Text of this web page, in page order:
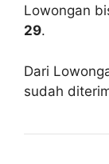
Lowongan
29.
Dari
sudah